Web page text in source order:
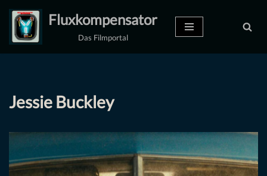
Zum
Inhalt
Fluxkompensator
Das Filmportal
Jessie Buckley